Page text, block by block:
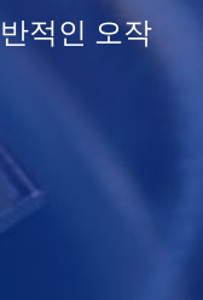
적인 오작